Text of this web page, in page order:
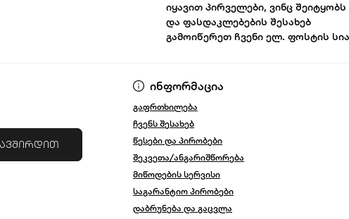
იყავით პირველები, ვინც შეიტყობს
და ფასდაკლებების შესახებ
გამოიწერეთ ჩვენი ელ. ფოსტის
წესები და პირობები
ინფორმაცია
გაფრთხილება
ჩვენს შესახებ
წესები და პირობები
შეკვეთა/ანგარიშწორება
მიწოდების სერვისი
საგარანტიო პირობები
დაბრუნება და გაცვლა